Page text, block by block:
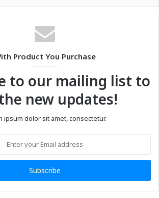
Product You Purchase
to our mailing list to
new updates!
ipsum dolor sit amet, consectetur.